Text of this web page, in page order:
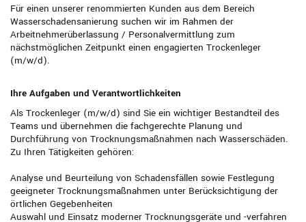
Für einen unserer renommierten Kunden aus dem Bereich
Wasserschadensanierung suchen wir im Rahmen der
Arbeitnehmerüberlassung / Personalvermittlung zum
nächstmöglichen Zeitpunkt einen engagierten Trockenleger
(m/w/d).
Ihre Aufgaben und Verantwortlichkeiten
Als Trockenleger (m/w/d) sind Sie ein wichtiger Bestandteil des
Teams und übernehmen die fachgerechte Planung und
Durchführung von Trocknungsmaßnahmen nach Wasserschäden.
Zu Ihren Tätigkeiten gehören:
Analyse und Beurteilung von Schadensfällen sowie Festlegung
geeigneter Trocknungsmaßnahmen unter Berücksichtigung der
örtlichen Gegebenheiten
Auswahl und Einsatz moderner Trocknungsgeräte und -verfahren